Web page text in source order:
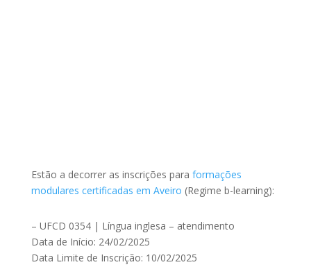
Estão a decorrer as inscrições para formações
modulares certificadas em Aveiro (Regime b-learning):
– UFCD 0354 | Língua inglesa – atendimento
Data de Início: 24/02/2025
Data Limite de Inscrição: 10/02/2025